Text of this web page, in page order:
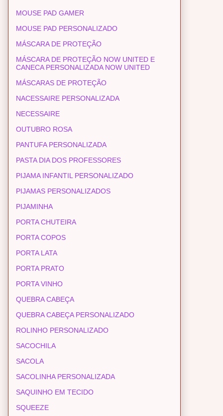
MOUSE PAD GAMER
MOUSE PAD PERSONALIZADO
MÁSCARA DE PROTEÇÃO
MÁSCARA DE PROTEÇÃO NOW UNITED E
CANECA PERSONALIZADA NOW UNITED
MÁSCARAS DE PROTEÇÃO
NACESSAIRE PERSONALIZADA
NECESSAIRE
OUTUBRO ROSA
PANTUFA PERSONALIZADA
PASTA DIA DOS PROFESSORES
PIJAMA INFANTIL PERSONALIZADO
PIJAMAS PERSONALIZADOS
PIJAMINHA
PORTA CHUTEIRA
PORTA COPOS
PORTA LATA
PORTA PRATO
PORTA VINHO
QUEBRA CABEÇA
QUEBRA CABEÇA PERSONALIZADO
ROLINHO PERSONALIZADO
SACOCHILA
SACOLA
SACOLINHA PERSONALIZADA
SAQUINHO EM TECIDO
SQUEEZE